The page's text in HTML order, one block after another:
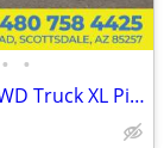
• •
2012 Ford Super Duty F-450 DRW 4x4 4WD Truck XL Pickup